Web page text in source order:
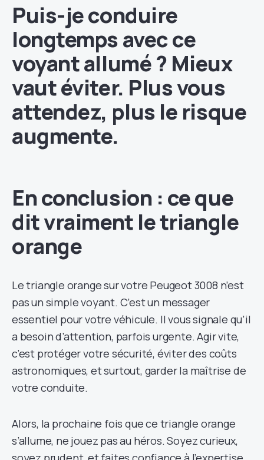
Puis-je conduire
longtemps avec ce
voyant allumé ? Mieux
vaut éviter. Plus vous
attendez, plus le risque
augmente.
En conclusion : ce que
dit vraiment le triangle
orange
Le triangle orange sur votre Peugeot 3008 n’est
pas un simple voyant. C’est un messager
essentiel pour votre véhicule. Il vous signale qu’il
a besoin d’attention, parfois urgente. Agir vite,
c’est protéger votre sécurité, éviter des coûts
astronomiques, et surtout, garder la maîtrise de
votre conduite.
Alors, la prochaine fois que ce triangle orange
s’allume, ne jouez pas au héros. Soyez curieux,